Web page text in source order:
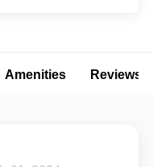
Amenities Reviews